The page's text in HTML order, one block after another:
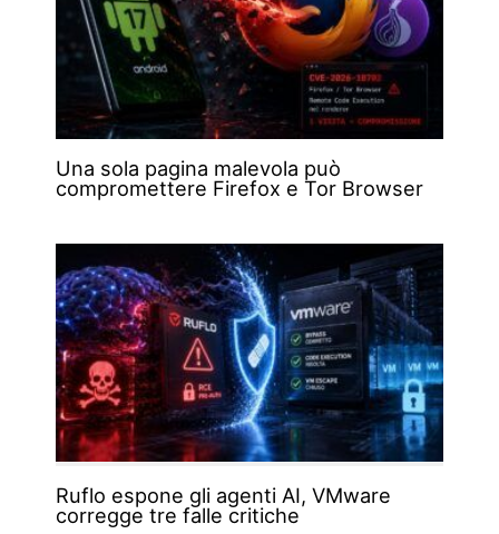
Una sola pagina malevola può
compromettere Firefox e Tor Browser
Ruflo espone gli agenti AI, VMware
corregge tre falle critiche